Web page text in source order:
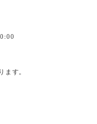
ます。